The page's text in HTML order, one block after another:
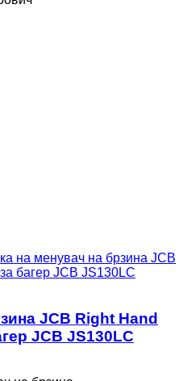
на менувач на брзина JCB
багер JCB JS130LC
JCB Right Hand
JCB JS130LC